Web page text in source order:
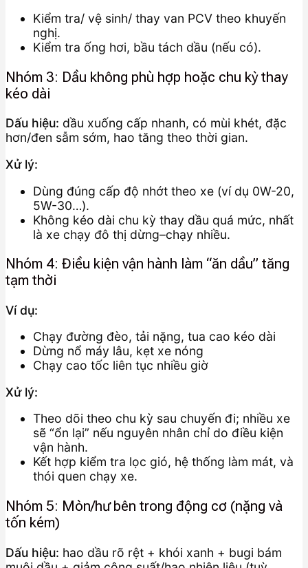
Kiểm tra/ vệ sinh/ thay van PCV theo khuyến
nghị.
Kiểm tra ống hơi, bầu tách dầu (nếu có).
Nhóm 3: Dầu không phù hợp hoặc chu kỳ thay
kéo dài
Dấu hiệu: dầu xuống cấp nhanh, có mùi khét, đặc
hơn/đen sẫm sớm, hao tăng theo thời gian.
Xử lý:
Dùng đúng cấp độ nhớt theo xe (ví dụ 0W-20,
5W-30…).
Không kéo dài chu kỳ thay dầu quá mức, nhất
là xe chạy đô thị dừng–chạy nhiều.
Nhóm 4: Điều kiện vận hành làm “ăn dầu” tăng
tạm thời
Ví dụ:
Chạy đường đèo, tải nặng, tua cao kéo dài
Dừng nổ máy lâu, kẹt xe nóng
Chạy cao tốc liên tục nhiều giờ
Xử lý:
Theo dõi theo chu kỳ sau chuyến đi; nhiều xe
sẽ “ổn lại” nếu nguyên nhân chỉ do điều kiện
vận hành.
Kết hợp kiểm tra lọc gió, hệ thống làm mát, và
thói quen chạy xe.
Nhóm 5: Mòn/hư bên trong động cơ (nặng và
tốn kém)
Dấu hiệu: hao dầu rõ rệt + khói xanh + bugi bám